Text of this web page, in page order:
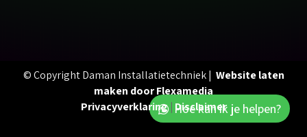
© Copyright Daman Installatietechniek | Website laten
maken door Flexamedia
Hoe kan ik je helpen?
Privacyverklaring| Disclaimer